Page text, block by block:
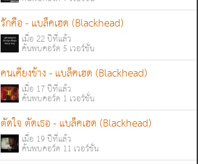
รักคือ - แบล็คเฮด (Blackhead)
เมื่อ 22 ปีที่แล้ว
ค้นพบคอร์ด 5 เวอร์ชั่น
คนเคียงข้าง - แบล็คเฮด (Blackhead)
เมื่อ 17 ปีที่แล้ว
ค้นพบคอร์ด 1 เวอร์ชั่น
ตัดใจ ตัดเธอ - แบล็คเฮด (Blackhead)
เมื่อ 19 ปีที่แล้ว
ค้นพบคอร์ด 11 เวอร์ชั่น